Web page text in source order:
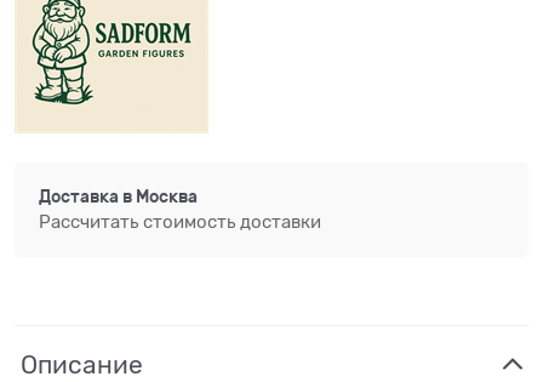
Доставка в Москва
Рассчитать стоимость доставки
Описание